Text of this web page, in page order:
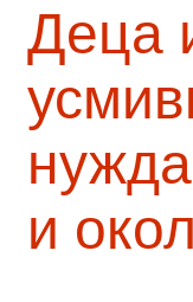
Деца
и